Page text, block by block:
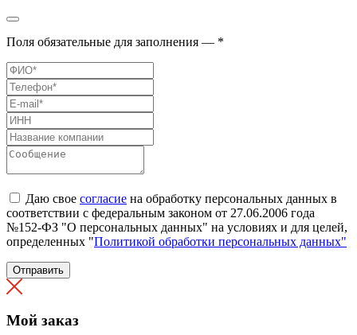
Поля обязательные для заполнения — *
Даю свое согласие на обработку персональных данных в
соответствии с федеральным законом от 27.06.2006 года
№152-ФЗ "О персональных данных" на условиях и для целей,
определенных "Политикой обработки персональных данных"
Отправить
Мой заказ